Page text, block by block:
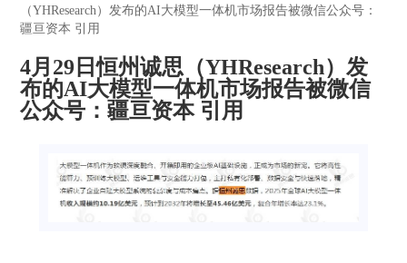
（YHResearch）发布的AI大模型一体机市场报告被微信公众号：
疆亘资本 引用
4月29日恒州诚思（YHResearch）发
布的AI大模型一体机市场报告被微信
公众号：疆亘资本 引用